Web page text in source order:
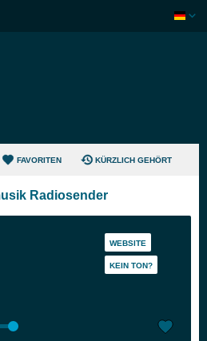
FAVORITEN KÜRZLICH GEHÖRT
Radiosender
WEBSITE
KEIN TON?